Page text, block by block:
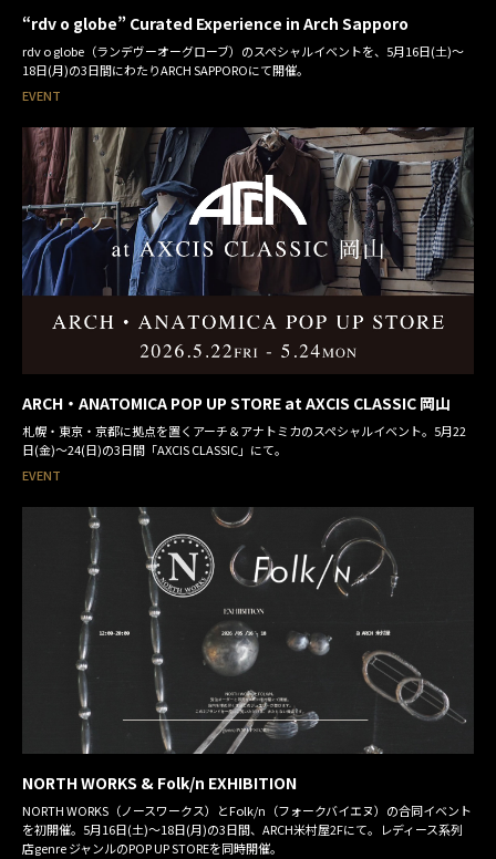
“rdv o globe” Curated Experience in Arch Sapporo
rdv o globe（ランデヴーオーグローブ）のスペシャルイベントを、5月16日(土)～
18日(月)の3日間にわたりARCH SAPPOROにて開催。
EVENT
ARCH・ANATOMICA POP UP STORE at AXCIS CLASSIC 岡山
札幌・東京・京都に拠点を置くアーチ＆アナトミカのスペシャルイベント。5月22
日(金)～24(日)の3日間「AXCIS CLASSIC」にて。
EVENT
NORTH WORKS & Folk/n EXHIBITION
NORTH WORKS（ノースワークス）とFolk/n（フォークバイエヌ）の合同イベント
を初開催。5月16日(土)〜18日(月)の3日間、ARCH米村屋2Fにて。レディース系列
店genre ジャンルのPOP UP STOREを同時開催。